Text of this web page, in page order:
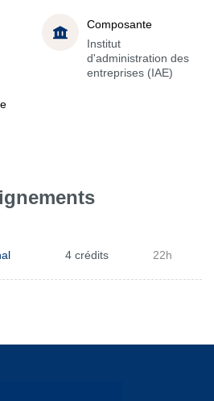
Composante
Institut
d'administration des
entreprises (IAE)
4 crédits 22h